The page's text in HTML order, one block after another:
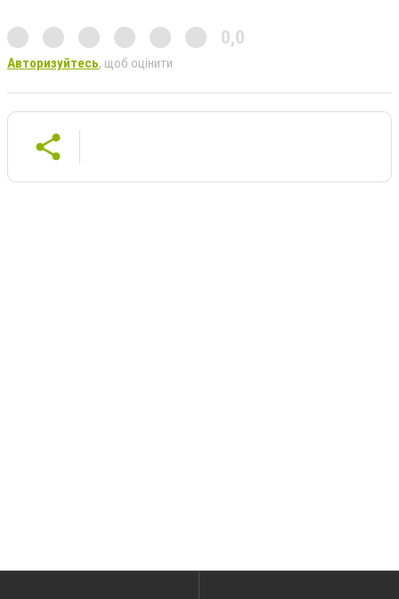
0,0
Авторизуйтесь, щоб оцінити